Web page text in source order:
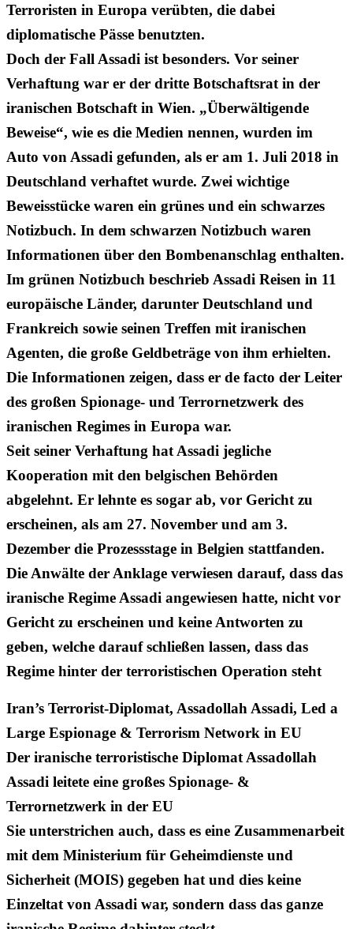
Terroristen in Europa verübten, die dabei
diplomatische Pässe benutzten.
Doch der Fall Assadi ist besonders. Vor seiner
Verhaftung war er der dritte Botschaftsrat in der
iranischen Botschaft in Wien. „Überwältigende
Beweise“, wie es die Medien nennen, wurden im
Auto von Assadi gefunden, als er am 1. Juli 2018 in
Deutschland verhaftet wurde. Zwei wichtige
Beweisstücke waren ein grünes und ein schwarzes
Notizbuch. In dem schwarzen Notizbuch waren
Informationen über den Bombenanschlag enthalten.
Im grünen Notizbuch beschrieb Assadi Reisen in 11
europäische Länder, darunter Deutschland und
Frankreich sowie seinen Treffen mit iranischen
Agenten, die große Geldbeträge von ihm erhielten.
Die Informationen zeigen, dass er de facto der Leiter
des großen Spionage- und Terrornetzwerk des
iranischen Regimes in Europa war.
Seit seiner Verhaftung hat Assadi jegliche
Kooperation mit den belgischen Behörden
abgelehnt. Er lehnte es sogar ab, vor Gericht zu
erscheinen, als am 27. November und am 3.
Dezember die Prozessstage in Belgien stattfanden.
Die Anwälte der Anklage verwiesen darauf, dass das
iranische Regime Assadi angewiesen hatte, nicht vor
Gericht zu erscheinen und keine Antworten zu
geben, welche darauf schließen lassen, dass das
Regime hinter der terroristischen Operation steht
Iran’s Terrorist-Diplomat, Assadollah Assadi, Led a
Large Espionage & Terrorism Network in EU
Der iranische terroristische Diplomat Assadollah
Assadi leitete eine großes Spionage- &
Terrornetzwerk in der EU
Sie unterstrichen auch, dass es eine Zusammenarbeit
mit dem Ministerium für Geheimdienste und
Sicherheit (MOIS) gegeben hat und dies keine
Einzeltat von Assadi war, sondern dass das ganze